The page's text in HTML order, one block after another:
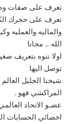
تعرف على صفات
تعرف على حجرك
والماليه والعمليه
الله .. مجانا
اولا ننوه بتعريف
توصل اليها
شيخنا الجليل
المراكشي فهو .
عضـو الاتحاد
اخصائي الحسابات